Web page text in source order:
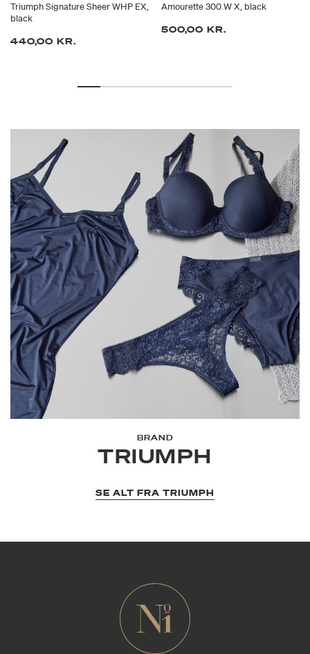
Triumph Signature Sheer WHP EX,
black
440,00 KR.
Amourette 300 W X, black
500,00 KR.
BRAND
TRIUMPH
SE ALT FRA TRIUMPH